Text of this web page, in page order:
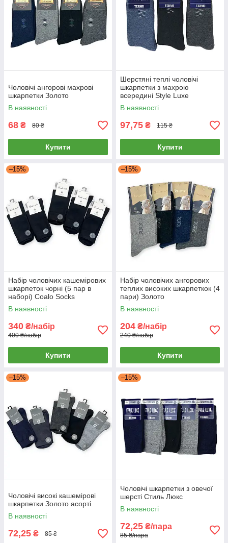
Чоловічі ангорові махрові
шкарпетки Золото
В наявності
68 ₴ 80 ₴
Купити
Шерстяні теплі чоловічі
шкарпетки з махрою
всередині Style Luxe
В наявності
97,75 ₴ 115 ₴
Купити
–15%
Набір чоловічих кашемірових
шкарпеток чорні (5 пар в
наборі) Coalo Socks
В наявності
340 ₴/набір
400 ₴/набір
Купити
–15%
Набір чоловічих ангорових
теплих високих шкарпеткок (4
пари) Золото
В наявності
204 ₴/набір
240 ₴/набір
Купити
–15%
Чоловічі високі кашемірові
шкарпетки Золото асорті
В наявності
72,25 ₴ 85 ₴
–15%
Чоловічі шкарпетки з овечої
шерсті Стиль Люкс
В наявності
72,25 ₴/пара
85 ₴/пара